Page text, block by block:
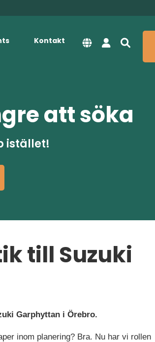
Kontakt
att söka
istället!
till Suzuki
Garphyttan i Örebro.
inom planering? Bra. Nu har vi rollen